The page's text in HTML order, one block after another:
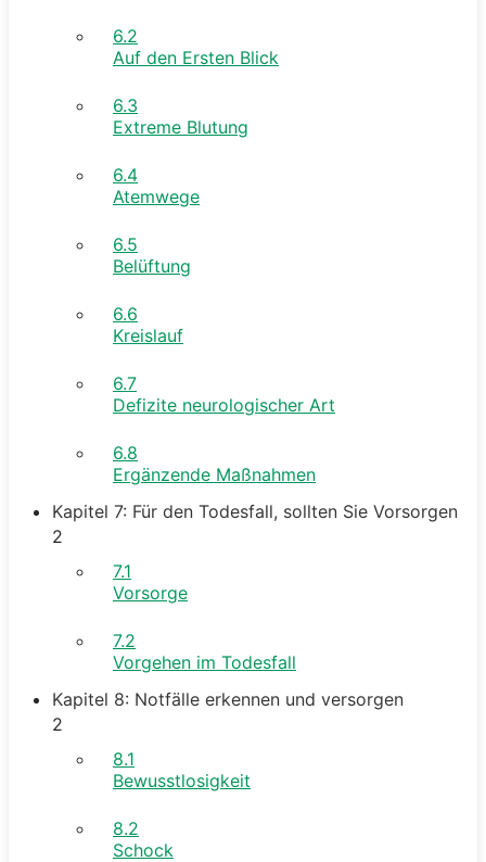
6.2
Auf den Ersten Blick
6.3
Extreme Blutung
6.4
Atemwege
6.5
Belüftung
6.6
Kreislauf
6.7
Defizite neurologischer Art
6.8
Ergänzende Maßnahmen
Kapitel 7: Für den Todesfall, sollten Sie Vorsorgen
2
7.1
Vorsorge
7.2
Vorgehen im Todesfall
Kapitel 8: Notfälle erkennen und versorgen
2
8.1
Bewusstlosigkeit
8.2
Schock